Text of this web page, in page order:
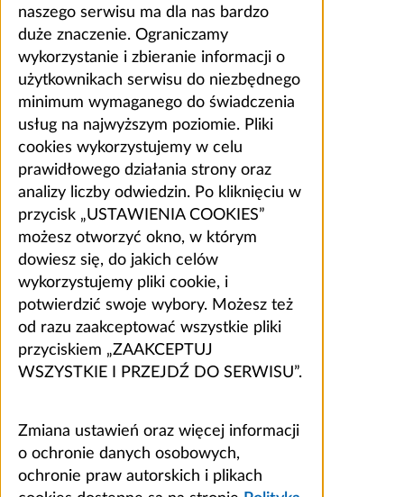
naszego serwisu ma dla nas bardzo
duże znaczenie. Ograniczamy
wykorzystanie i zbieranie informacji o
użytkownikach serwisu do niezbędnego
minimum wymaganego do świadczenia
usług na najwyższym poziomie. Pliki
cookies wykorzystujemy w celu
prawidłowego działania strony oraz
analizy liczby odwiedzin. Po kliknięciu w
przycisk „USTAWIENIA COOKIES”
możesz otworzyć okno, w którym
dowiesz się, do jakich celów
wykorzystujemy pliki cookie, i
potwierdzić swoje wybory. Możesz też
od razu zaakceptować wszystkie pliki
przyciskiem „ZAAKCEPTUJ
WSZYSTKIE I PRZEJDŹ DO SERWISU”.
Zmiana ustawień oraz więcej informacji
o ochronie danych osobowych,
ochronie praw autorskich i plikach